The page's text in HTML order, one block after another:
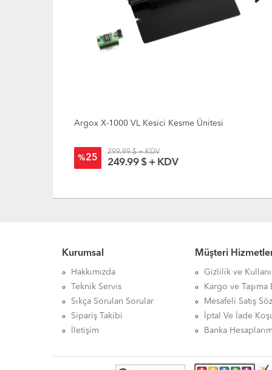
Argox X-2000V Kesici Kesme Ünitesi
%25
299.99 $ + KDV
249.99 $ + KDV
Kurumsal
Hakkımızda
Teknik Servis
Sıkça Sorulan Sorular
Sipariş Takibi
İletişim
Müşteri
Gizlilik ve
Kargo ve
Mesafeli Satış
İptal Ve İade
Banka